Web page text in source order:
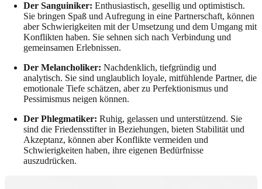
Der Sanguiniker: Enthusiastisch, gesellig und optimistisch.
Sie bringen Spaß und Aufregung in eine Partnerschaft, können
aber Schwierigkeiten mit der Umsetzung und dem Umgang mit
Konflikten haben. Sie sehnen sich nach Verbindung und
gemeinsamen Erlebnissen.
Der Melancholiker: Nachdenklich, tiefgründig und
analytisch. Sie sind unglaublich loyale, mitfühlende Partner, die
emotionale Tiefe schätzen, aber zu Perfektionismus und
Pessimismus neigen können.
Der Phlegmatiker: Ruhig, gelassen und unterstützend. Sie
sind die Friedensstifter in Beziehungen, bieten Stabilität und
Akzeptanz, können aber Konflikte vermeiden und
Schwierigkeiten haben, ihre eigenen Bedürfnisse
auszudrücken.